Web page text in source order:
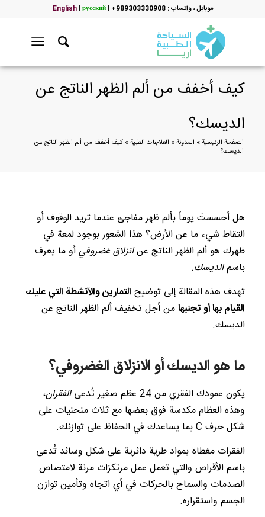
موبایل ، واتساب : 989303330908+ |
English| русский
كيف أخفف من ألم الظهر الناتج عن
الديسك؟
الصفحة الرئيسية» المدونة» العلاجات الطبية» كيف أخفف من ألم الظهر الناتج عن
الديسك؟
هل أحسستَ يوماً بألم ظهر مفاجئ عندما تريد الوقوف أو
التقاط شيء ما عن الأرض؟ هذا الشعور بوجود لمعة في
ظهرك هو ألم الظهر الناتج عنانزلاق غضروفيأو ما يعرف
باسمالديسك.
تهدف هذه المقالة إلى توضيح التمارين والأنشطة التي عليك
القيام بها أو تجنبهامن أجل تخفيف ألم الظهر الناتج عن
الديسك.
ما هو الديسك أو الانزلاق الغضروفي؟
يكون عمودك الفقري من 24 عظم صغير تُدعى الفقران،
وهذه العظام مكدسة فوق بعضها مع ثلاث منحنيات على
شكل حرف C بما يساعدك في الحفاظ على توازنك.
الفقرات مغطاة بمواد طرية دائرية على شكل وسائد تُدعى
باسم الأقراص والتي تعمل عمل مرتكزات مرنة لامتصاص
الصدمات والسماح بالحركات في أي اتجاه وتأمين توازن
الجسم واستقراره.